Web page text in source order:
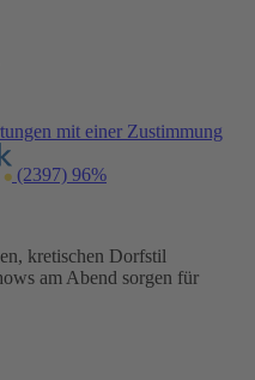
mit einer Zustimmung
(2397) 96%
kretischen Dorfstil
am Abend sorgen für